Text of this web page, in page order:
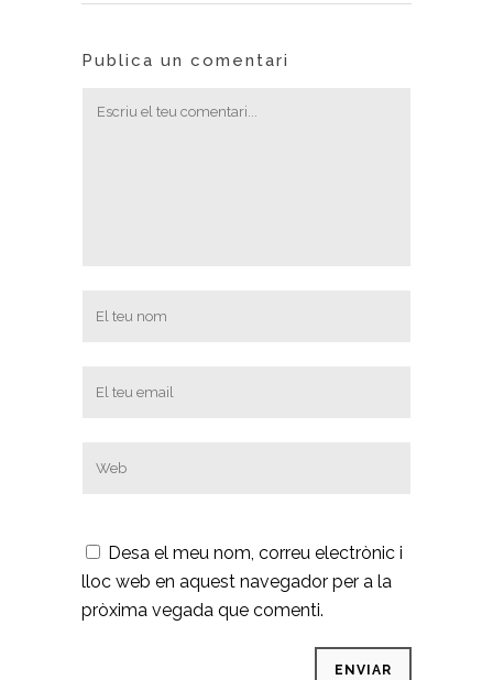
Publica un comentari
Desa el meu nom, correu electrònic i
lloc web en aquest navegador per a la
pròxima vegada que comenti.